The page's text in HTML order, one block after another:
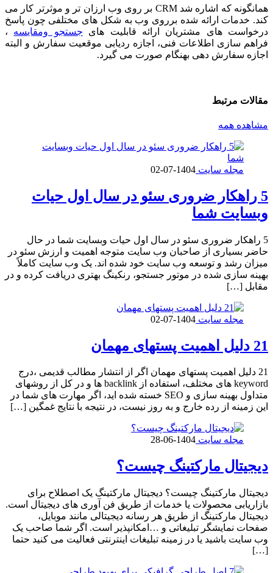
همانگونه که اشاره شد CRM بر روی وب ارزان تر و موثرتر کار می
کند. خدمات ارائه شده برروی وب به شکل های مختلفی چون پاسخ
درخواست های مشتریان ارائه قابلیت های جستجو ومقایسه ،
فراهم سازی اطلاعات فنی، اجازه ردیابی موقعیت سفارش و البته
اجازه سفارش دهی بهنگام صورت می گیرد.
مقالات مرتبط
مشاهده همه
مجله سایت 1404-07-02
5 راهکار ضروری سئو در سال اول حیات
وبسایت شما
5 راهکار ضروری سئو در سال اول حیات وبسایت شما در حال
حاضر بسیاری از صاحبان وب سایت متوجه اهمیت و ارزش سئو در
میزان رشد و توسعه وب سایت خود شده اند. یک وب سایت کاملاً
بهینه سازی شده در موتور جستجو، رنکینگ بهتری دریافت کرده و در
مقابل […]
مجله سایت 1404-07-02
21 دلیل اهمیت پستهای مهمان
21 دلیل اهمیت پستهای مهمان اگر از انتشار مطالب قدیمی ،درج
keyword های مختلف، استفاده از backlink ها و در کل از روشهای
متداول بهینه سازی و SEO خسته شده اید، اگر مهارت های شما در
این زمینه از رده خارج و به روز نیست، در نتیجه با نتایج غمگین […]
مجله سایت 1404-06-28
دیجیتال مارکتینگ چیست؟
دیجیتال مارکتینگ چیست؟ دیجیتال مارکتینگ یک اصطلاح برای
بازاریابی محصولات یا خدمات از طریق فن آوری های دیجیتال است.
دیجیتال مارکتینگ از طریق هر رسانه دیجیتالی مانند موبایل،
صفحات نمایشگر تبلیغاتی و …امکانپذیر است. اگر شما صاحب یک
وب سایت باشید یا در زمینه تبلیغات اینترنتی فعالیت می کنید حتما
[…]